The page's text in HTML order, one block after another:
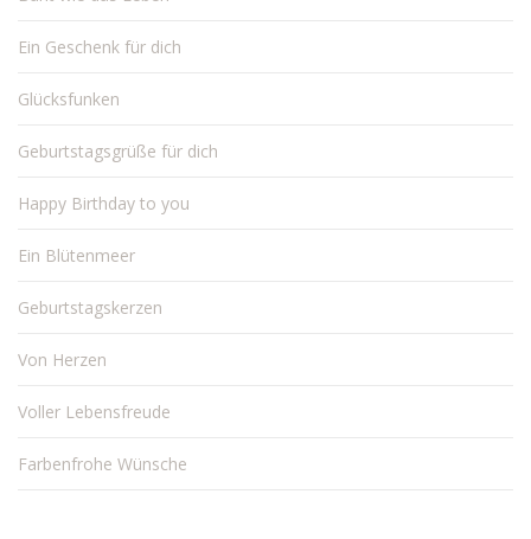
Ein Geschenk für dich
Glücksfunken
Geburtstagsgrüße für dich
Happy Birthday to you
Ein Blütenmeer
Geburtstagskerzen
Von Herzen
Voller Lebensfreude
Farbenfrohe Wünsche